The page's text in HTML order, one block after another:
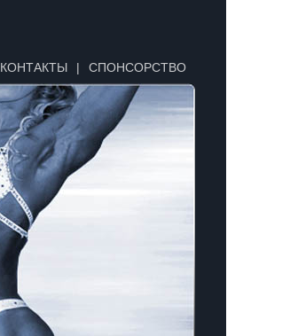
КОНТАКТЫ | СПОНСОРСТВО